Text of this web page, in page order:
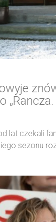
lat czekali
sezonu